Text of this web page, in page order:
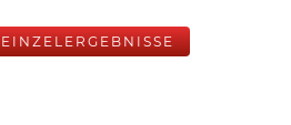
EINZELERGEBNISSE